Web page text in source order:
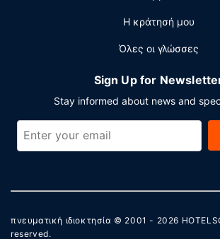
Η κράτησή μου
Όλες οι γλώσσες
Sign Up for
Stay informed about news and
πνευματική ιδιοκτησία © 2001 - 2026
reserved.